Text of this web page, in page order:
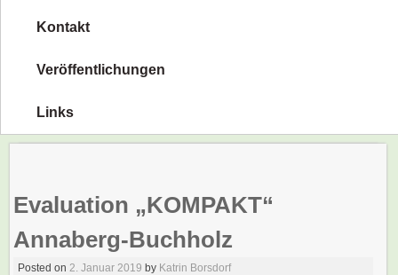
Kontakt
Veröffentlichungen
Links
Evaluation „KOMPAKT“
Annaberg-Buchholz
Posted on2. Januar 2019 by Katrin Borsdorf